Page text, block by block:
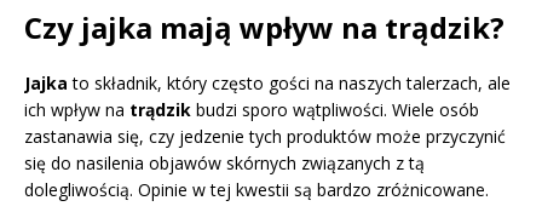
Czy jajka mają wpływ na trądzik?
Jajka to składnik, który często gości na naszych talerzach, ale
ich wpływ na trądzik budzi sporo wątpliwości. Wiele osób
zastanawia się, czy jedzenie tych produktów może przyczynić
się do nasilenia objawów skórnych związanych z tą
dolegliwością. Opinie w tej kwestii są bardzo zróżnicowane.